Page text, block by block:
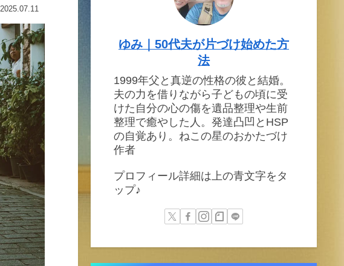
2025.07.11
ゆみ｜50代夫が片づけ始めた方
法
1999年父と真逆の性格の彼と結婚。
夫の力を借りながら子どもの頃に受
けた自分の心の傷を遺品整理や生前
整理で癒やした人。発達凸凹とHSP
の自覚あり。ねこの星のおかたづけ
作者
プロフィール詳細は上の青文字をタ
ップ♪